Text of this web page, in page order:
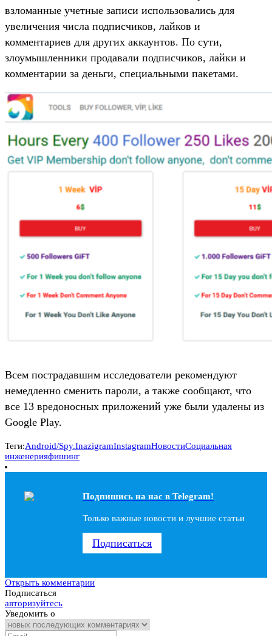
взломанные учетные записи использовались для
увеличения числа подписчиков, лайков и
комментариев для других аккаунтов. По сути,
злоумышленники продавали подписчиков, лайки и
комментарии за деньги, специальными пакетами.
Всем пострадавшим исследователи рекомендуют
немедленно сменить пароли, а также сообщают, что
все 13 вредоносных приложений уже были удалены из
Google Play.
Теги:Android/Spy.InazigramInstagramНовостиСоциальная
инженерияфишинг
Подпишись на наc в Telegram!
Только важные новости и лучшие статьи
Подписаться
Открыть комментарии
Подписаться
авторизуйтесь
Уведомить о